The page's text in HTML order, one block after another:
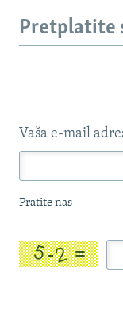
Pretplatite
Vaša e-mail
Pratite nas